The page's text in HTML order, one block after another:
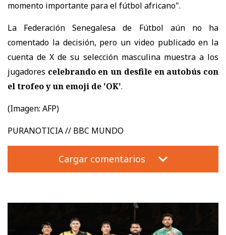
momento importante para el fútbol africano".
La Federación Senegalesa de Fútbol aún no ha
comentado la decisión, pero un video publicado en la
cuenta de X de su selección masculina muestra a los
jugadores celebrando en un desfile en autobús con
el trofeo y un emoji de 'OK'.
(Imagen: AFP)
PURANOTICIA // BBC MUNDO
Cargar comentarios